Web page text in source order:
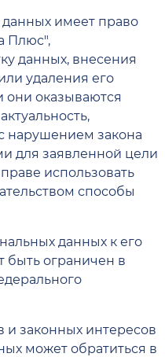
имеет право
Плюс",
данных, внесения
удаления его
они оказываются
нарушением закона
для заявленной цели
использовать
способы
данных к его
ограничен в
и законных интересов
может обратиться в